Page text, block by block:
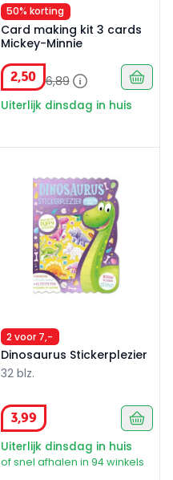
50% korting
Card making kit 3 cards
Mickey-Minnie
2,50 6,89
Uiterlijk dinsdag in huis
2 voor 7,-
Dinosaurus Stickerplezier
32 blz.
3,99
Uiterlijk dinsdag in huis
of snel afhalen in 94 winkels